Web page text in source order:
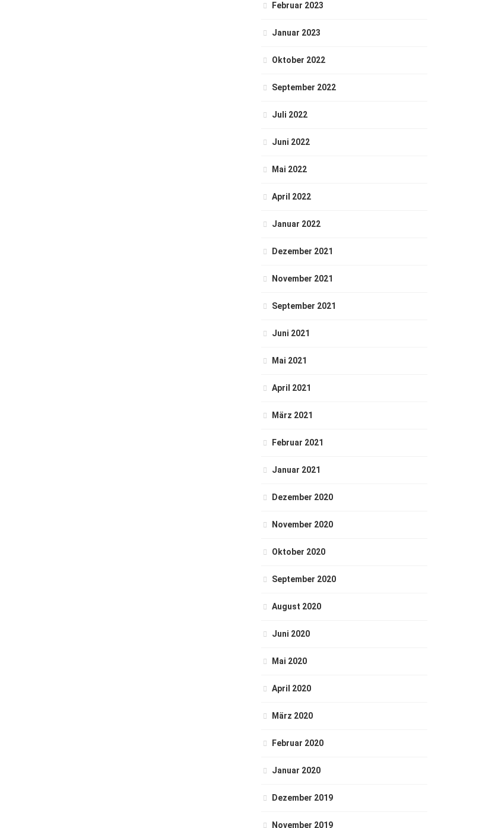
Februar 2023
Januar 2023
Oktober 2022
September 2022
Juli 2022
Juni 2022
Mai 2022
April 2022
Januar 2022
Dezember 2021
November 2021
September 2021
Juni 2021
Mai 2021
April 2021
März 2021
Februar 2021
Januar 2021
Dezember 2020
November 2020
Oktober 2020
September 2020
August 2020
Juni 2020
Mai 2020
April 2020
März 2020
Februar 2020
Januar 2020
Dezember 2019
November 2019